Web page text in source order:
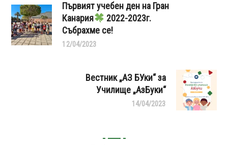
Първият учебен ден на Гран
Канария
2022-2023г.
Събрахме се!
12/04/2023
Вестник „АЗ БУки“ за
Училище „АзБуки“
14/04/2023